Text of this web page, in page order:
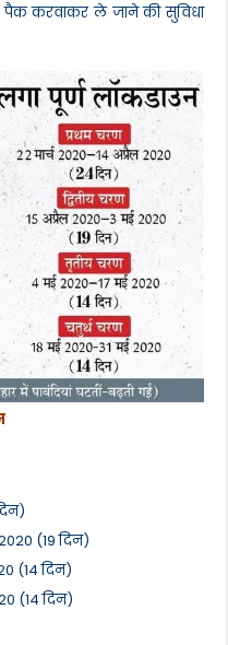
पैक करवाकर ले जाने की सुविधा
(19 दिन)
(14 दिन)
(14 दिन)